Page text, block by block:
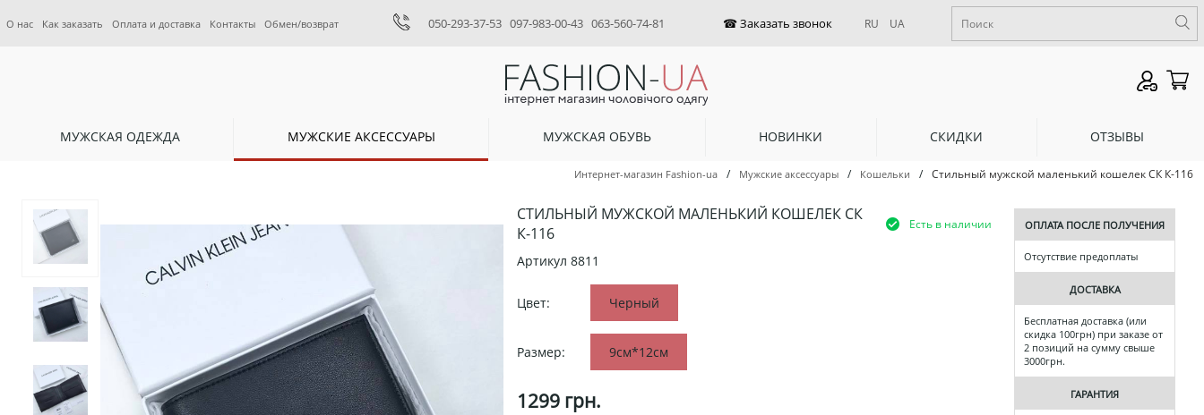
О нас Как заказать Оплата и доставка Контакты Обмен/возврат 050-293-37-53 097-983-00-43 063-560-74-81 RU UA
МУЖСКАЯ ОДЕЖДА МУЖСКИЕ АКСЕССУАРЫ МУЖСКАЯ ОБУВЬ НОВИНКИ СКИДКИ ОТЗЫВЫ
Интернет-магазин Fashion-ua / Мужские аксессуары / Кошельки / Стильный мужской маленький кошелек СК К-116
СТИЛЬНЫЙ МУЖСКОЙ МАЛЕНЬКИЙ КОШЕЛЕК СК
К-116
Есть в наличии
Артикул 8811
Цвет: Черный
Размер: 9см*12см
1299 грн.
ОПЛАТА ПОСЛЕ ПОЛУЧЕНИЯ
Отсутствие предоплаты
ДОСТАВКА
Бесплатная доставка (или
скидка 100грн) при заказе от
2 позиций на сумму свыше
3000грн.
ГАРАНТИЯ